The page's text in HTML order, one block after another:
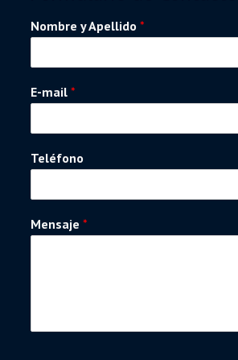
Nombre y Apellido*
E-mail*
Teléfono
Mensaje*